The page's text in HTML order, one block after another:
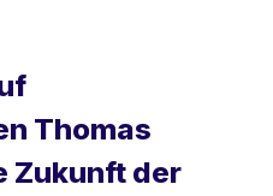
Thomas
Zukunft der